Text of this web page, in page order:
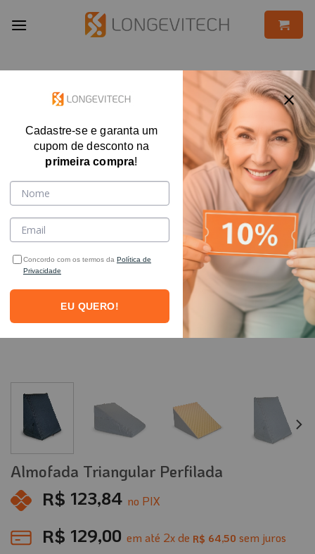
Almofada Triangular Perfilada
R$ 123,84 no PIX
R$ 129,00 em até 2x de R$ 64,50 sem juros
Cadastre-se e garanta um
cupom de desconto na
primeira compra!
Concordo com os termos da Política de
Privacidade
EU QUERO!